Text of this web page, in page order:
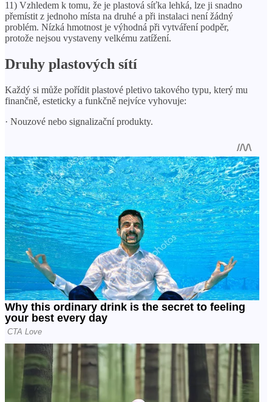
11) Vzhledem k tomu, že je plastová síťka lehká, lze ji snadno
přemístit z jednoho místa na druhé a při instalaci není žádný
problém. Nízká hmotnost je výhodná při vytváření podpěr,
protože nejsou vystaveny velkému zatížení.
Druhy plastových sítí
Každý si může pořídit plastové pletivo takového typu, který mu
finančně, esteticky a funkčně nejvíce vyhovuje:
· Nouzové nebo signalizační produkty.